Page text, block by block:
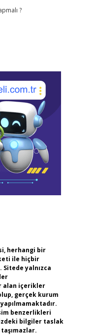
?
herhangi bir
ile hiçbir
Sitede yalnızca
alan içerikler
gerçek kurum
benzerlikleri
bilgiler taslak